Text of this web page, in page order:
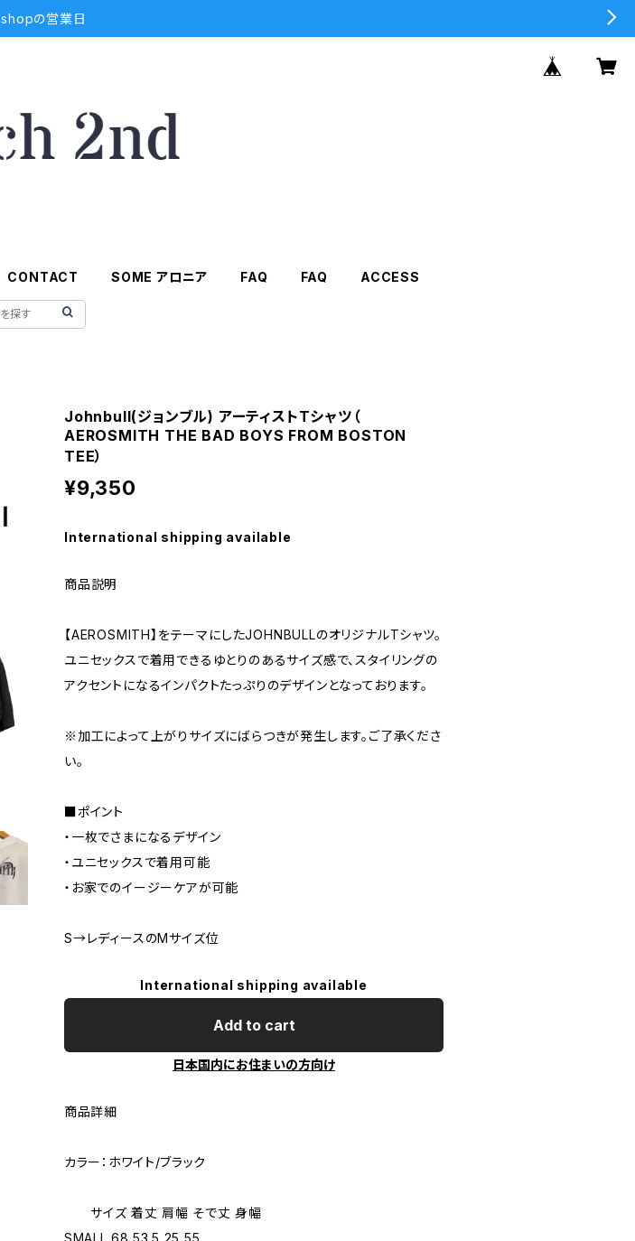
shopの営業日
CONTACT SOME アロニア FAQ FAQ ACCESS
Johnbull(ジョンブル) アーティストTシャツ（
AEROSMITH THE BAD BOYS FROM BOSTON
TEE）
¥9,350
International shipping available
商品説明
【AEROSMITH】をテーマにしたJOHNBULLのオリジナルTシャツ。
ユニセックスで着用できるゆとりのあるサイズ感で、スタイリングの
アクセントになるインパクトたっぷりのデザインとなっております。
※加工によって上がりサイズにばらつきが発生します。ご了承くださ
い。
■ポイント
・一枚でさまになるデザイン
・ユニセックスで着用可能
・お家でのイージーケアが可能
S→レディースのMサイズ位
International shipping available
Add to cart
日本国内にお住まいの方向け
商品詳細
カラー：ホワイト/ブラック
サイズ 着丈 肩幅 そで丈 身幅
SMALL 68 53.5 25 55